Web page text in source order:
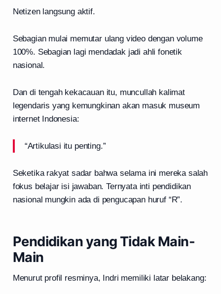
Netizen langsung aktif.
Sebagian mulai memutar ulang video dengan volume
100%. Sebagian lagi mendadak jadi ahli fonetik
nasional.
Dan di tengah kekacauan itu, muncullah kalimat
legendaris yang kemungkinan akan masuk museum
internet Indonesia:
“Artikulasi itu penting.”
Seketika rakyat sadar bahwa selama ini mereka salah
fokus belajar isi jawaban. Ternyata inti pendidikan
nasional mungkin ada di pengucapan huruf “R”.
Pendidikan yang Tidak Main-
Main
Menurut profil resminya, Indri memiliki latar belakang: